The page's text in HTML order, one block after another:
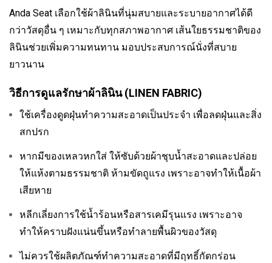
Anda Seat เลือกใช้ผ้าลินินที่นุ่มสบายและระบายอากาศได้ดี
กว่าวัสดุอื่น ๆ เหมาะกับทุกสภาพอากาศ เส้นใยธรรมชาติของ
ลินินช่วยเพิ่มความทนทาน มอบประสบการณ์นั่งที่สบาย
ยาวนาน
วิธีการดูแลรักษาผ้าลินิน (LINEN FABRIC)
ใช้เครื่องดูดฝุ่นทำความสะอาดเป็นประจำ เพื่อลดฝุ่นและสิ่ง
สกปรก
หากมีของเหลวหกใส่ ให้ซับด้วยผ้าชุบน้ำสะอาดและปล่อย
ให้แห้งตามธรรมชาติ ห้ามขัดถูแรง เพราะอาจทำให้เนื้อผ้า
เสียหาย
หลีกเลี่ยงการใช้น้ำร้อนหรือสารเคมีรุนแรง เพราะอาจ
ทำให้คราบฝังแน่นขึ้นหรือทำลายพื้นผิวของวัสดุ
ไม่ควรใช้ผลิตภัณฑ์ทำความสะอาดที่มีฤทธิ์กัดกร่อน